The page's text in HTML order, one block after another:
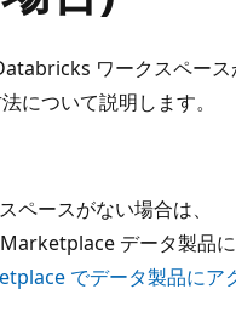
ワークスペース
ついて説明します。
ースがない場合は、
データ製品
でデータ製品にア